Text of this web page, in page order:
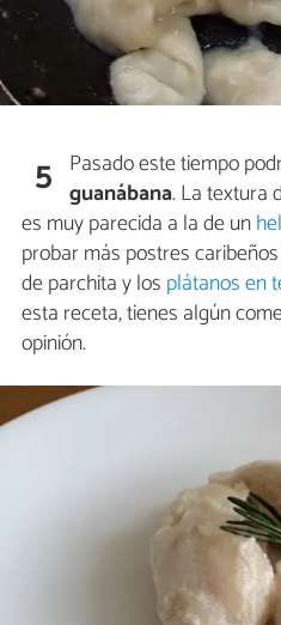
5 Pasado este tiempo
guanábana. La textura
es muy parecida a la de un
probar más postres
de parchita y los plátanos en
esta receta, tienes algún
opinión.